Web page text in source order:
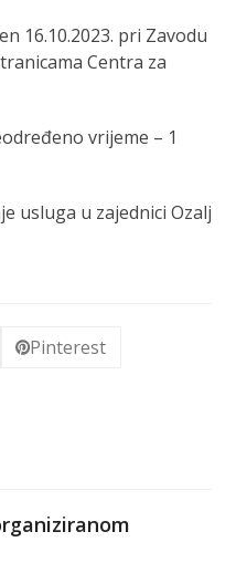
16.10.2023. pri Zavodu
Centra za
vrijeme – 1
usluga u zajednici Ozalj
Pinterest